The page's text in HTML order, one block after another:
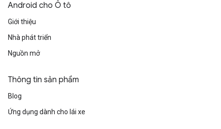
Android cho Ô tô
Giới thiệu
Nhà phát triển
Nguồn mở
Thông tin sản phẩm
Blog
Ứng dụng dành cho lái xe